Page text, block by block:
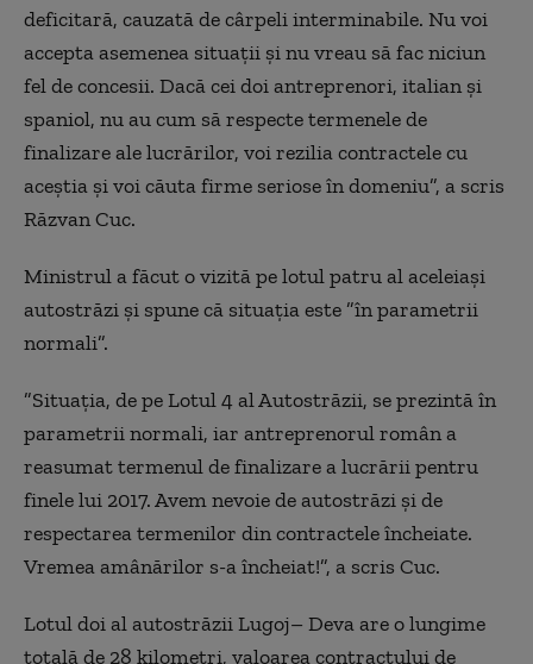
deficitară, cauzată de cârpeli interminabile. Nu voi
accepta asemenea situaţii şi nu vreau să fac niciun
fel de concesii. Dacă cei doi antreprenori, italian şi
spaniol, nu au cum să respecte termenele de
finalizare ale lucrărilor, voi rezilia contractele cu
aceştia şi voi căuta firme seriose în domeniu”, a scris
Răzvan Cuc.
Ministrul a făcut o vizită pe lotul patru al aceleiaşi
autostrăzi şi spune că situaţia este ”în parametrii
normali”.
”Situaţia, de pe Lotul 4 al Autostrăzii, se prezintă în
parametrii normali, iar antreprenorul român a
reasumat termenul de finalizare a lucrării pentru
finele lui 2017. Avem nevoie de autostrăzi şi de
respectarea termenilor din contractele încheiate.
Vremea amânărilor s-a încheiat!”, a scris Cuc.
Lotul doi al autostrăzii Lugoj– Deva are o lungime
totală de 28 kilometri, valoarea contractului de